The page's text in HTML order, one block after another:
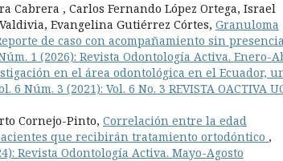
Cabrera , Carlos Fernando López Ortega, Israel
Evangelina Gutiérrez Córtes, Granuloma
de caso con acompañamiento sin
1 (2026): Revista Odontología Activa. Enero-
en el área odontológica en el Ecuador,
Núm. 3 (2021): Vol. 6 No. 3 REVISTA OACTIVA
Cornejo-Pinto, Correlación entre la edad
que recibirán tratamiento ortodóntico ,
Revista Odontología Activa. Mayo-Agosto